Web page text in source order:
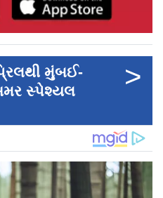
મુંબઈ-
સ્પેશ્યલ
>